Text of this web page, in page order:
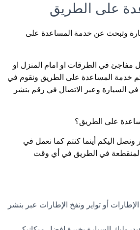
على الطريق
وتبحث عن خدمة المساعدة على
مفاجئ في الطرقات او امام المنزل او
خدمة المساعدة على الطريق ونقوم في
السيارة وعبر الاتصال في رقم بنشر
على الطريق؟
ونصل اليكم أينما كنتم كما نعمل في
المنقطعة في الطريق في أي وقت
أو تواير ونفخ الإطارات عبر بنشر